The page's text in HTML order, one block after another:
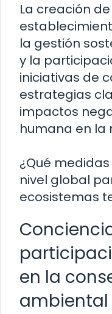
La creación
la gestión
y la
iniciativas de
estrategias
impactos
humana en la
¿Qué
nivel global
ecosistemas
en la
ambiental